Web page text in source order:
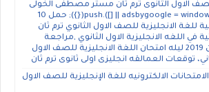
الاول الثانوى ترم ثان مستر مصطفى الخولى
(adsbygoogle = window.adsbygoogle || []).push({}); حمل 10
للغة الانجليزية للصف الاول الثانوي ترم ثان
في اللغه الانجليزية الاول الثانوي ,مراجعة
المعاصر ترم ثان 2019 ليله امتحان اللغة الانجليزية للصف الاول
توقعات العمالقه انجليزى اولى ثانوى ترم ثان
الالكترونيه للغة الإنجليزية للصف الاول